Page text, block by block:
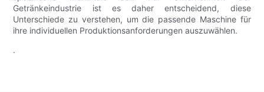
Getränkeindustrie ist es daher entscheidend, diese
Unterschiede zu verstehen, um die passende Maschine für
ihre individuellen Produktionsanforderungen auszuwählen.
.